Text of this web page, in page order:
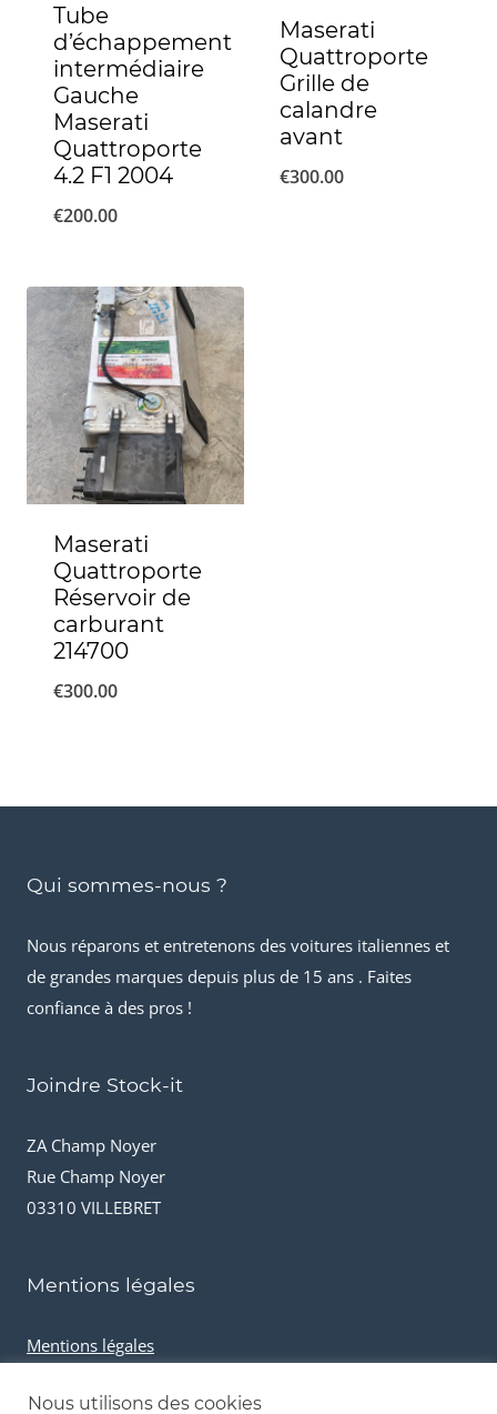
Tube
d’échappement
intermédiaire
Gauche
Maserati
Quattroporte
4.2 F1 2004
€200.00
Maserati
Quattroporte
Grille de
calandre
avant
€300.00
Maserati
Quattroporte
Réservoir de
carburant
214700
€300.00
Qui sommes-nous ?
Nous réparons et entretenons des voitures italiennes et
de grandes marques depuis plus de 15 ans . Faites
confiance à des pros !
Joindre Stock-it
ZA Champ Noyer
Rue Champ Noyer
03310 VILLEBRET
Mentions légales
Mentions légales
Cookies et données personnelles
Nous utilisons des cookies